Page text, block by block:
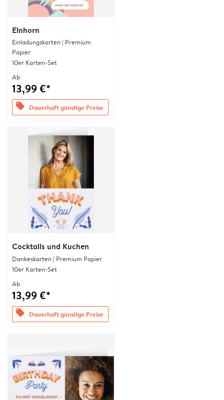
Einhorn
Einladungskarten | Premium
Papier
10er Karten-Set
Ab
13,99 €*
offers Dauerhaft günstige Preise
Cocktails und Kuchen
Dankeskarten | Premium Papier
10er Karten-Set
Ab
13,99 €*
offers Dauerhaft günstige Preise